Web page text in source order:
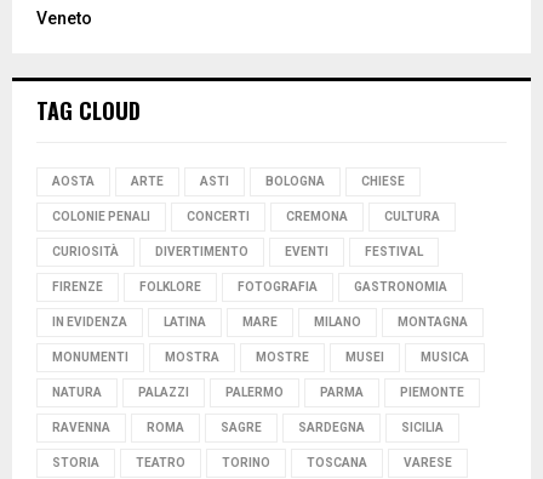
Veneto
TAG CLOUD
AOSTA ARTE ASTI BOLOGNA CHIESE
COLONIE PENALI CONCERTI CREMONA CULTURA
CURIOSITÀ DIVERTIMENTO EVENTI FESTIVAL
FIRENZE FOLKLORE FOTOGRAFIA GASTRONOMIA
IN EVIDENZA LATINA MARE MILANO MONTAGNA
MONUMENTI MOSTRA MOSTRE MUSEI MUSICA
NATURA PALAZZI PALERMO PARMA PIEMONTE
RAVENNA ROMA SAGRE SARDEGNA SICILIA
STORIA TEATRO TORINO TOSCANA VARESE